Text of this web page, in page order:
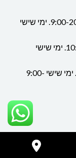
ימים א'-ה' מ9:00-20:00. ימי שישי
: א'-ה' 10:00-19:00. ימי שישי
א'-ה' 10:00-20:00. ימי שישי 9:00-